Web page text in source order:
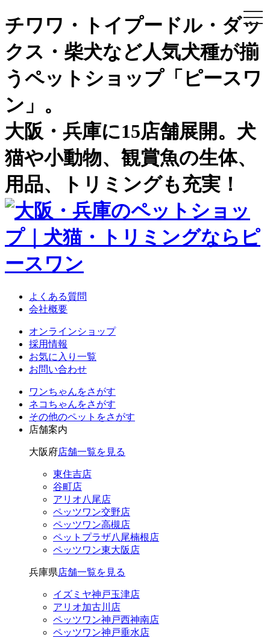
チワワ・トイプードル・ダッ
クス・柴犬など人気犬種が揃
うペットショップ「ピースワ
ン」。
大阪・兵庫に15店舗展開。犬
猫や小動物、観賞魚の生体、
用品、トリミングも充実！
よくある質問
会社概要
オンラインショップ
採用情報
お気に入り一覧
お問い合わせ
ワンちゃんをさがす
ネコちゃんをさがす
その他のペット をさがす
店舗案内
大阪府店舗一覧を見る
東住吉店
谷町店
アリオ八尾店
ペッツワン交野店
ペッツワン高槻店
ペットプラザ八尾楠根店
ペッツワン東大阪店
兵庫県店舗一覧を見る
イズミヤ神戸玉津店
アリオ加古川店
ペッツワン神戸西神南店
ペッツワン神戸垂水店